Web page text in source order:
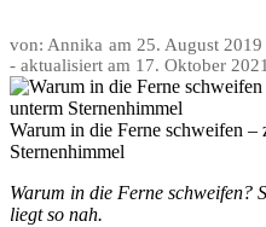
von: Annika am 25. August 2019
- aktualisiert am 17. Oktober 2021
Warum in die Ferne schweifen –
Sternenhimmel
Warum in die Ferne schweifen?
liegt so nah.